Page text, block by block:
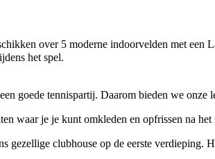
over 5 moderne indoorvelden met
het spel.
goede tennispartij. Daarom bieden we onze
waar je je kunt omkleden en opfrissen na het
gezellige clubhouse op de eerste verdieping.